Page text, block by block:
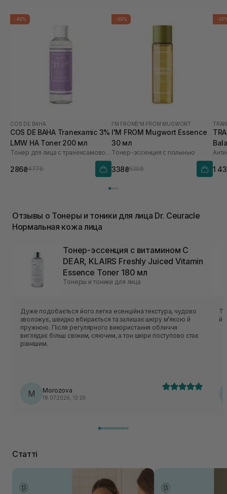
-40%
COS DE BAHA
COS DE BAHA Tranexamic 3%
LMW HA Toner 200 мл
Тонер для лица с транексамовой кислотой
286₴477₴
-35%
I'M FROM I'M FROM MUGWORT
I'M FROM Mugwort Essence
30 мл
Тонер-эссенция с полынью
338₴520₴
-
1
Отзывы о Тонеры и тоники для лица Dr. Ceuracle
Нормальная кожа лица
Тонер-эссенция с витамином C
DEAR, KLAIRS Freshly Juiced Vitamin
Essence Toner 180 мл
Тонеры и тоники для лица
Дуже подобається його легка есенційна текстура, чудово
зволожує, швидко вбирається та залишає шкіру м’якою й
пружною. Після регулярного використання обличчя
виглядає більш свіжим, сяючим, а тон шкіри поступово стає
рівнішим.
M Morozova
19.07.2026, 13:29
Статті